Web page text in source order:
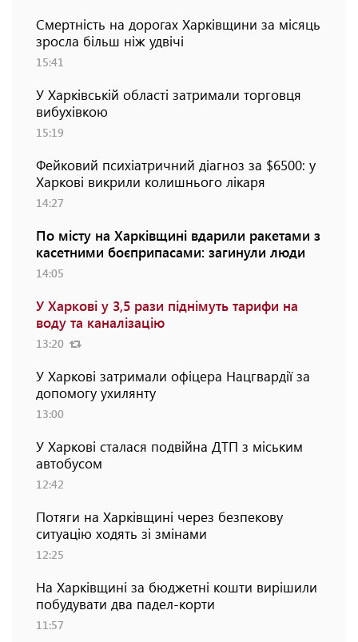
Смертність на дорогах Харківщини за місяць
зросла більш ніж удвічі
15:41
У Харківській області затримали торговця
вибухівкою
15:19
Фейковий психіатричний діагноз за $6500: у
Харкові викрили колишнього лікаря
14:27
По місту на Харківщині вдарили ракетами з
касетними боєприпасами: загинули люди
14:05
У Харкові у 3,5 рази піднімуть тарифи на
воду та каналізацію
13:20
У Харкові затримали офіцера Нацгвардії за
допомогу ухилянту
13:00
У Харкові сталася подвійна ДТП з міським
автобусом
12:42
Потяги на Харківщині через безпекову
ситуацію ходять зі змінами
12:25
На Харківщині за бюджетні кошти вирішили
побудувати два падел-корти
11:57